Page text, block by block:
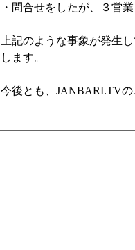
・問合せをしたが、３営
上記のような事象が発生
します。
今後とも、JANBARI.TVの